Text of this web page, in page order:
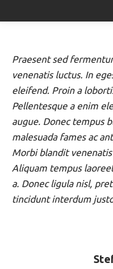
Praesent sed
venenatis luctus. In
eleifend. Proin a
Pellentesque a enim
augue. Donec tempus
malesuada fames ac
Morbi blandit
Aliquam tempus
a. Donec ligula nisl,
tincidunt interdum